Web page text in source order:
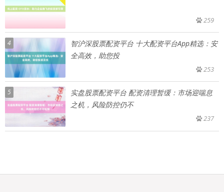
259
4
智沪深股票配资平台 十大配资平台App精选：安
全高效，助您投
253
5
实盘股票配资平台 配资清理暂缓：市场迎喘息
之机，风险防控仍不
237